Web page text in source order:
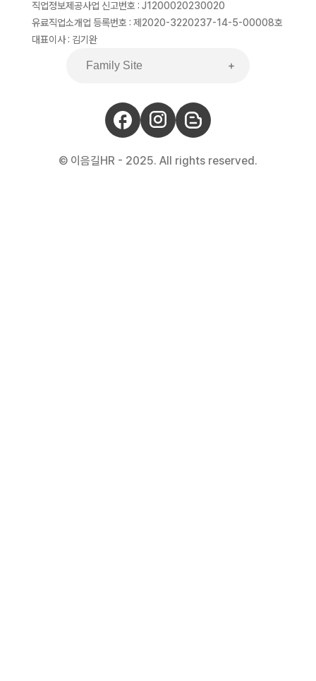
직업정보제공사업 신고번호 : J1200020230020
유료직업소개업 등록번호 : 제2020-3220237-14-5-00008호
대표이사 : 김기완
© 이음길HR - 2025. All rights reserved.